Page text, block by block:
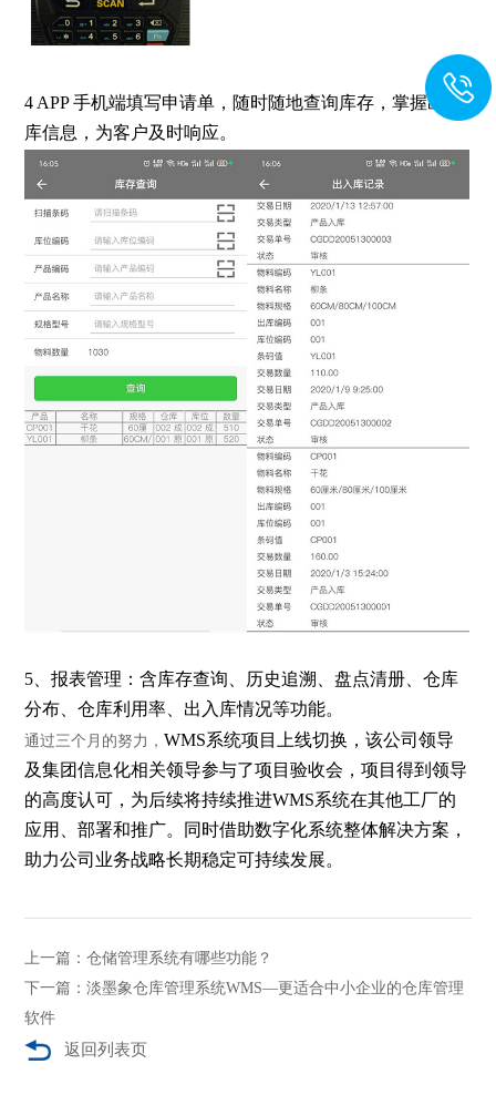
4 APP 手机端填写申请单，随时随地查询库存，掌握出入
库信息，为客户及时响应。
5、报表管理：含库存查询、历史追溯、盘点清册、仓库
分布、仓库利用率、出入库情况等功能。
通过三个月的努力， WMS系统项目上线切换，该公司领导
及集团信息化相关领导参与了项目验收会，项目得到领导
的高度认可，为后续将持续推进WMS系统在其他工厂的
应用、部署和推广。同时借助数字化系统整体解决方案，
助力公司业务战略长期稳定可持续发展。
上一篇：仓储管理系统有哪些功能？
下一篇：淡墨象仓库管理系统WMS—更适合中小企业的仓库管理
软件
返回列表页